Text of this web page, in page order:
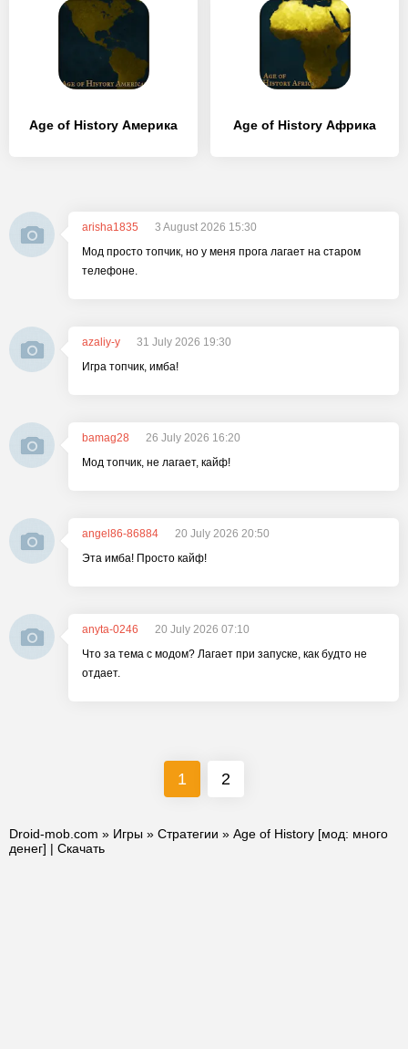
Age of History Америка Age of History Африка
arisha1835
3 August 2026 15:30
Мод просто топчик, но у меня прога лагает на старом
телефоне.
azaliy-y
31 July 2026 19:30
Игра топчик, имба!
bamag28
26 July 2026 16:20
Мод топчик, не лагает, кайф!
angel86-86884
20 July 2026 20:50
Эта имба! Просто кайф!
anyta-0246
20 July 2026 07:10
Что за тема с модом? Лагает при запуске, как будто не
отдает.
1 2
Droid-mob.com » Игры » Стратегии » Age of History [мод: много
денег] | Скачать